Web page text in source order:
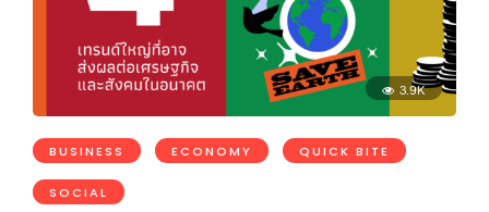
3.9K
BUSINESS ECONOMY QUICK BITE
SOCIAL